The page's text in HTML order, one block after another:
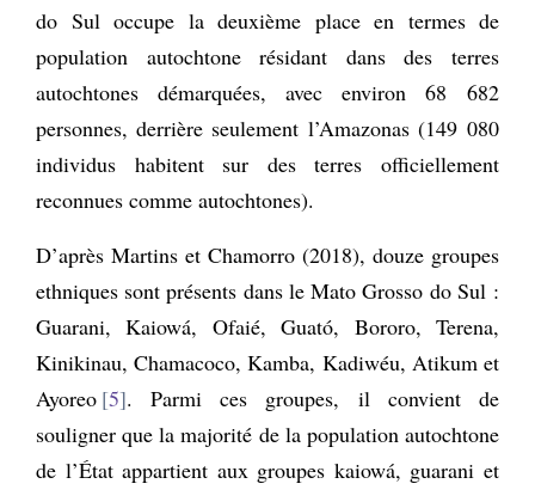
do Sul occupe la deuxième place en termes de
population autochtone résidant dans des terres
autochtones démarquées, avec environ 68 682
personnes, derrière seulement l’Amazonas (149 080
individus habitent sur des terres officiellement
reconnues comme autochtones).
D’après Martins et Chamorro (2018), douze groupes
ethniques sont présents dans le Mato Grosso do Sul :
Guarani, Kaiowá, Ofaié, Guató, Bororo, Terena,
Kinikinau, Chamacoco, Kamba, Kadiwéu, Atikum et
Ayoreo 5 . Parmi ces groupes, il convient de
souligner que la majorité de la population autochtone
de l’État appartient aux groupes kaiowá, guarani et